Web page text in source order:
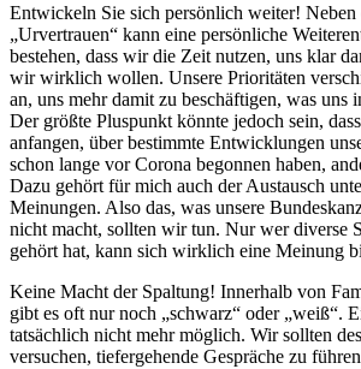
Entwickeln Sie sich persönlich weiter! Neben
„Urvertrauen“ kann eine persönliche
bestehen, dass wir die Zeit nutzen, uns klar
wir wirklich wollen. Unsere Prioritäten
an, uns mehr damit zu beschäftigen, was uns
Der größte Pluspunkt könnte jedoch sein,
anfangen, über bestimmte Entwicklungen
schon lange vor Corona begonnen haben,
Dazu gehört für mich auch der Austausch
Meinungen. Also das, was unsere
nicht macht, sollten wir tun. Nur wer diverse
gehört hat, kann sich wirklich eine Meinung
Keine Macht der Spaltung! Innerhalb von
gibt es oft nur noch „schwarz“ oder „weiß“.
tatsächlich nicht mehr möglich. Wir sollten
versuchen, tiefergehende Gespräche zu